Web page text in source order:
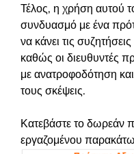
Τέλος, η χρήση αυτού
συνδυασμό με ένα
να κάνει τις
καθώς οι διευθυντές
με ανατροφοδότηση και
τους σκέψεις.
Κατεβάστε το δωρεάν
εργαζομένου